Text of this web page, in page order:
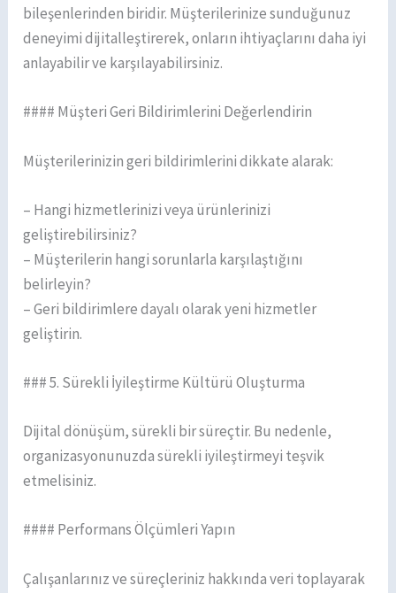
bileşenlerinden biridir. Müşterilerinize sunduğunuz
deneyimi dijitalleştirerek, onların ihtiyaçlarını daha iyi
anlayabilir ve karşılayabilirsiniz.
#### Müşteri Geri Bildirimlerini Değerlendirin
Müşterilerinizin geri bildirimlerini dikkate alarak:
– Hangi hizmetlerinizi veya ürünlerinizi
geliştirebilirsiniz?
– Müşterilerin hangi sorunlarla karşılaştığını
belirleyin?
– Geri bildirimlere dayalı olarak yeni hizmetler
geliştirin.
### 5. Sürekli İyileştirme Kültürü Oluşturma
Dijital dönüşüm, sürekli bir süreçtir. Bu nedenle,
organizasyonunuzda sürekli iyileştirmeyi teşvik
etmelisiniz.
#### Performans Ölçümleri Yapın
Çalışanlarınız ve süreçleriniz hakkında veri toplayarak